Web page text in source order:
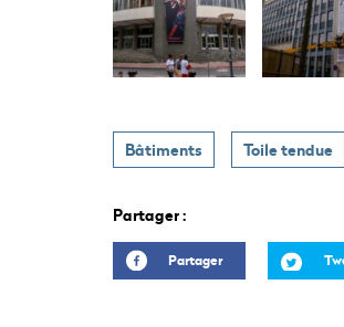
Bâtiments Toile tendue
Partager :
Partager